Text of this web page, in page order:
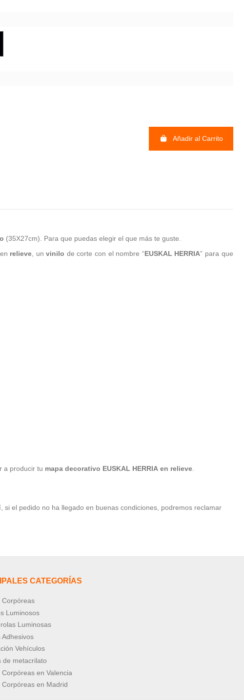
Añadir al Carrito
(35X27cm). Para que puedas elegir el que más te guste.
relieve , unvinilo de corte con el nombre “EUSKAL HERRIA” para que
a producir tu mapa decorativo EUSKAL HERRIA en relieve.
el pedido no ha llegado en buenas condiciones, podremos reclamar
CATEGORÍAS
Corpóreas
Luminosos
Luminosas
Adhesivos
Vehículos
de metacrilato
Corpóreas en Valencia
Corpóreas en Madrid